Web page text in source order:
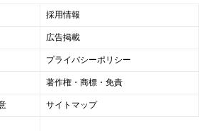
採用情報
広告掲載
プライバシーポリシー
著作権・商標・免責
サイトマップ